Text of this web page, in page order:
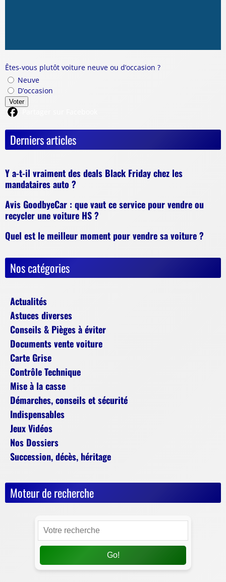
Êtes-vous plutôt voiture neuve ou d’occasion ?
Neuve
D’occasion
Voter
Derniers articles
Y a-t-il vraiment des deals Black Friday chez les
mandataires auto ?
Avis GoodbyeCar : que vaut ce service pour vendre ou
recycler une voiture HS ?
Quel est le meilleur moment pour vendre sa voiture ?
Nos catégories
Actualités
Astuces diverses
Conseils & Pièges à éviter
Documents vente voiture
Carte Grise
Contrôle Technique
Mise à la casse
Démarches, conseils et sécurité
Indispensables
Jeux Vidéos
Nos Dossiers
Succession, décès, héritage
Moteur de recherche
Go!